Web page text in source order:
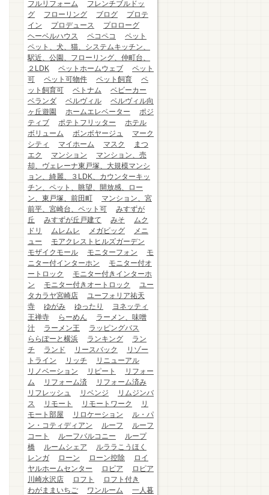
フルリフォーム
フレンチブルドッ
グ
フローリング ブログ
プロテ
イン
プロデュース
プロローグ
ヘーベルハウス
ペコペコ
ペット
ペット、犬、猫、システムキッチン、
駅近、公園、フローリング、仲町台、
２LDK
ペットホームウェブ
ペット
可
ペット可物件 ペット飼育
ペ
ット飼育可
ベトナム
ベビーカー
ベランダ
ベルヴィル
ベルヴィル向
ヶ丘遊園
ホームエレベーター
ポジ
ティブ
ポテトフリッター
ホテル
ボリューム
ボンボヤージュ
マーク
シティ
マイホーム マスク
まつ
エク
マンション
マンション、売
却、ヴェレーナ東戸塚、大規模マンシ
ョン、綺麗、３LDK、カウンターキッ
チン、ペット、眺望、開放感、ロー
ン、東戸塚、前田町
マンション、宮
前平、宮崎台、ペット可
みすずが
丘
みすずが丘戸建て みそ
ムク
ドリ
ムレムレ メガビッグ
メニ
ュー
モアクレストヒルズガーデン
モザイクモール
モニターフォン
モ
ニター付インターホン
モニター付オ
ートロック
モニター付きインターホ
ン
モニター付きオートロック
ユー
タカラヤ宮崎店
ユーフォリア祐天
寺
ゆがみ ゆったり
ヨネッティ
王禅寺
らーめん
ラーメン、味噌
汁
ラーメン王
ラッピングバス
ららぽーと横浜
ランキング
ラン
チ
ランド リースバック
リゾー
トライン
リッチ
リニューアル
リノベーション
リピート
リフォー
ム
リフォーム済
リフォーム済み
リフレッシュ
リベンジ
リムジンバ
ス
リモート リモートワーク
リ
モート部屋
リロケーション
ル・パ
ン・コティディアン
ルーフ
ルーフ
コート
ルーフバルコニー
ループ
橋
ルームシェア
ルララこうほく
レンガ
ローン ローン控除
ロイ
ヤルホームセンター
ロピア
ロピア
川崎水沢店
ロフト
ロフト付き
わがままいちご
ワンルーム
一人暮